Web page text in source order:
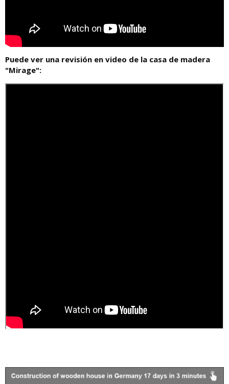
Puede ver una revisión en video de la casa de madera
"Mirage":